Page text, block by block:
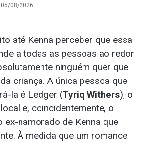
05/08/2026
até Kenna perceber que essa
a todas as pessoas ao redor
ninguém quer que
criança. A única pessoa que
la é Ledger (Tyriq Withers), o
e, coincidentemente, o
ex-namorado de Kenna que
À medida que um romance